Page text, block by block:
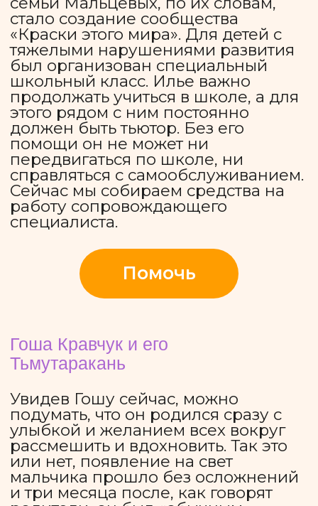
На сегодняшний день Гоша с
бабушкой Наташей регулярно
ходят на занятия интегративного
клуба в Московском зоопарке, а
также участвуют в лагерях и
школьных праздниках «Красок
этого мира». Гоше очень важно
продолжать занятия. Благодаря им
он научился общаться с другими
детьми и обрел хобби, которые
мотивируют его развиваться
дальше.
Помочь
Ане Карловой 16 лет. С рождения у
девочки ДЦП в тяжелой форме, из-
выдающийся ум: Аня любит изучать
историю, слушать классику, джаз и
рок, а также смотреть изысканное
интеллектуальное кино (любимый
Соррентино).
Собирая год за годом строчка за
строчкой знания о мире, Аня
захотела ими поделиться: девочка
планирует написать книгу по
мотивам своего блога в Telegram.
Пишет свои труды Аня на
компьютере, планшете и
смартфоне. Мама «работает» для
превращает соцсети в книгу